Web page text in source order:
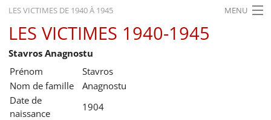
LES VICTIMES DE 1940 À 1945 MENU
ACCUEIL
ACTUALITÉS
EXPOSITIONS
HISTORIQUE
LES VICTIMES 1940-1945
Stavros Anagnostu
Prénom
Stavros
Nom de famille
Anagnostu
Date de
naissance
1904